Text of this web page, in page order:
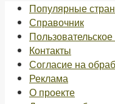
Популярные
Справочник
Контакты
Согласие на
Реклама
О проекте